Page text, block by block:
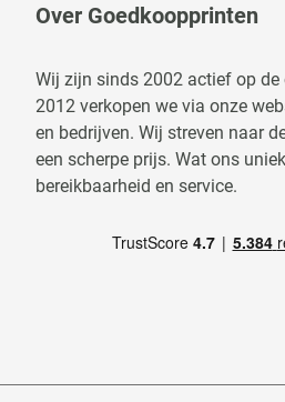
Over Goedkoopprinten
Wij zijn sinds 2002 actief op
2012 verkopen we via onze
en bedrijven. Wij streven naar
een scherpe prijs. Wat ons
bereikbaarheid en service.